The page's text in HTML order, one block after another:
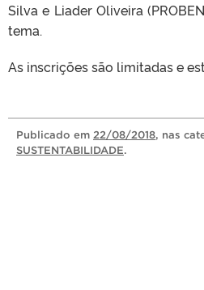
Silva e Liader Oliveira
tema.
As inscrições são limitadas e
Publicado em 22/08/2018, nas
SUSTENTABILIDADE.